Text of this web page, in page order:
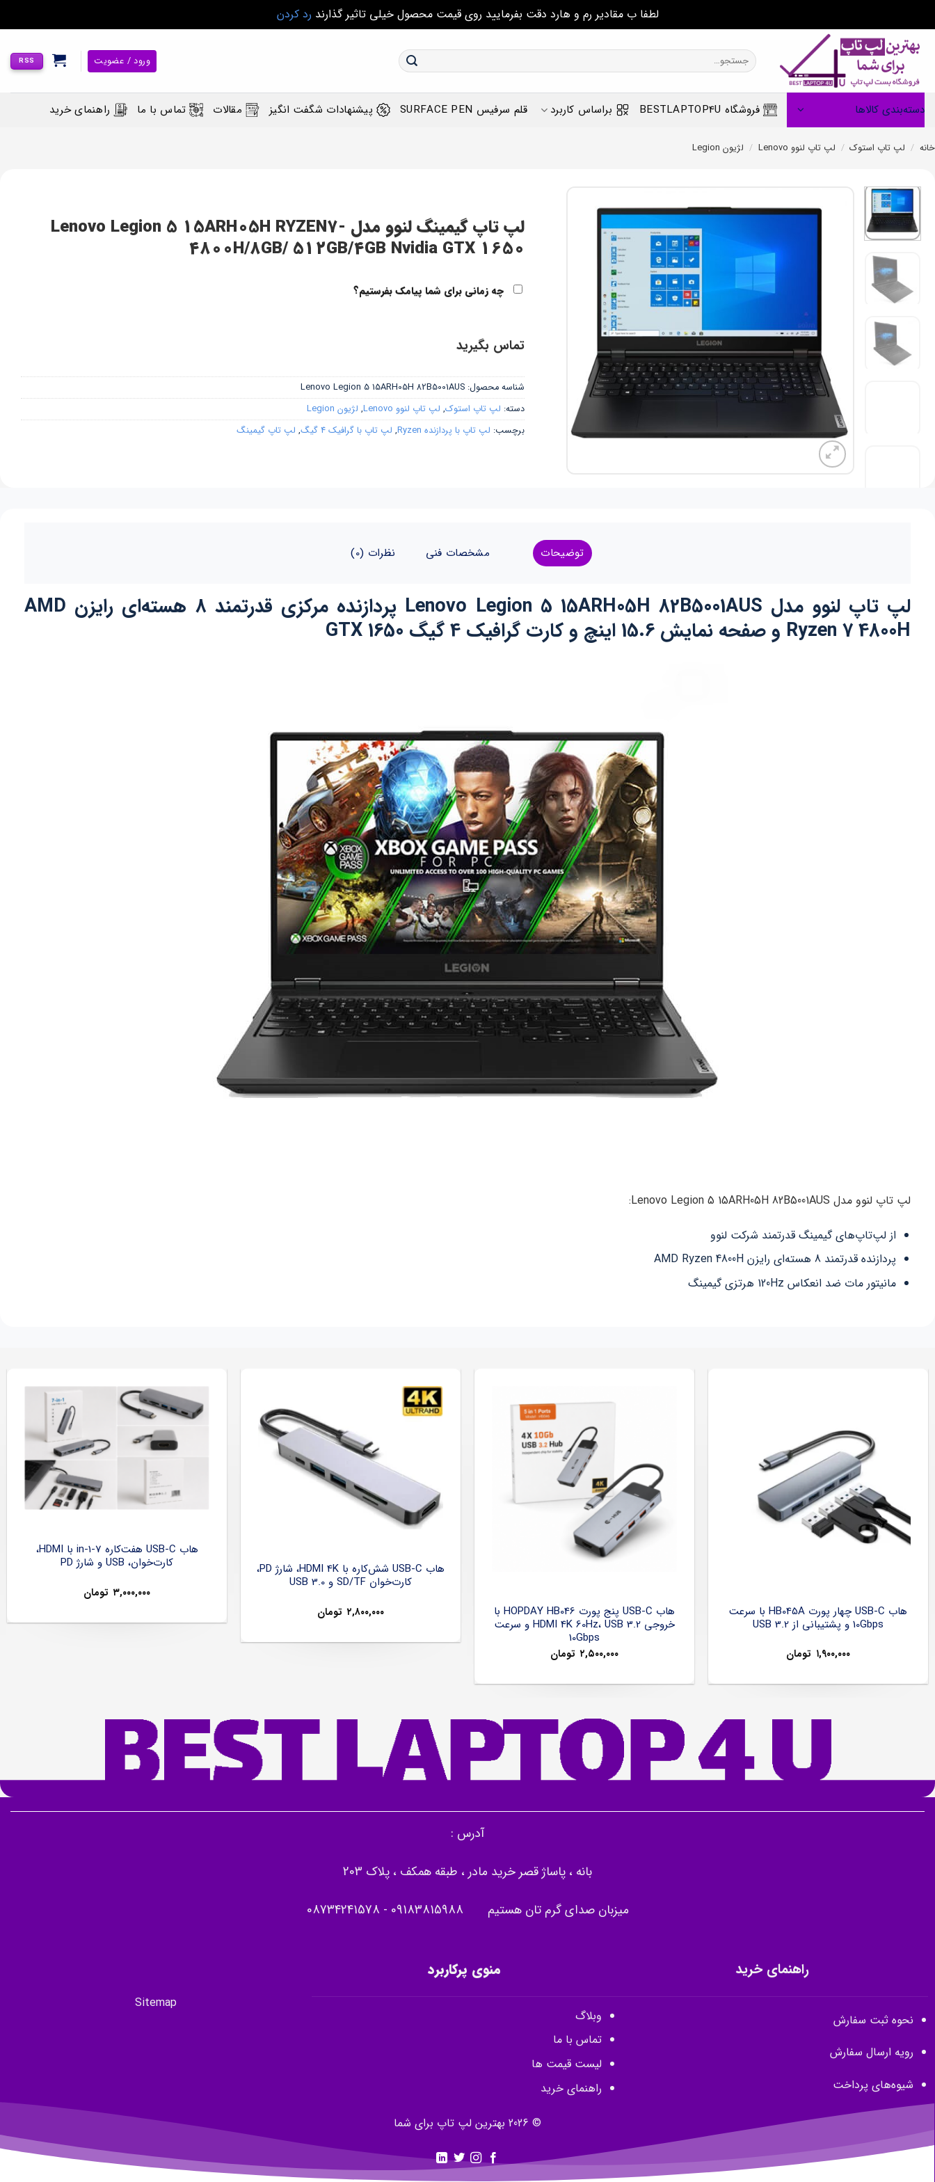
لطفا ب مقادیر رم و هارد دقت بفرمایید روی قیمت محصول خیلی تاثیر گذارند رد کردن
content
جستجو
برای:
ورود / عضویت RSS
دسته‌بندی کالاها فروشگاه BESTLAPTOP4U براساس کاربرد قلم سرفیس SURFACE PEN پیشنهادات شگفت انگیز مقالات تماس با ما راهنمای خرید
خانه / لپ تاپ استوک / لپ تاپ لنوو Lenovo / لژیون Legion
لپ تاپ گیمینگ لنوو مدل Lenovo Legion 5 15ARH05H RYZEN7-
4800H/8GB/ 512GB/4GB Nvidia GTX 1650
چه زمانی برای شما پیامک بفرستیم؟
تماس بگیرید
شناسه محصول: Lenovo Legion 5 15ARH05H 82B5001AUS
دسته: لپ تاپ استوک, لپ تاپ لنوو Lenovo , لژیون Legion
برچسب: لپ تاپ با پردازنده Ryzen , لپ تاپ با گرافیک 4 گیگ , لپ تاپ گیمینگ
توضیحات مشخصات فنی نظرات (0)
لپ تاپ لنوو مدل Lenovo Legion 5 15ARH05H 82B5001AUS پردازنده مرکزی قدرتمند 8 هسته‌ای رایزن AMD
Ryzen 7 4800H و صفحه نمایش 15.6 اینچ و کارت گرافیک 4 گیگ GTX 1650
لپ تاپ لنوو مدل Lenovo Legion 5 15ARH05H 82B5001AUS:
از لپ‌تاپ‌های گیمینگ قدرتمند شرکت لنوو
پردازنده قدرتمند 8 هسته‌ای رایزن AMD Ryzen 4800H
مانیتور مات ضد انعکاس 120Hz هرتزی گیمینگ
هاب USB-C چهار پورت HB045A با سرعت
10Gbps و پشتیبانی از USB 3.2
۱,۹۰۰,۰۰۰ تومان
هاب USB-C پنج پورت HOPDAY HB046 با
خروجی HDMI 4K 60Hz، USB 3.2 و سرعت
10Gbps
۲,۵۰۰,۰۰۰ تومان
هاب USB-C شش‌کاره با HDMI 4K، شارژ PD،
کارت‌خوان SD/TF و USB 3.0
۲,۸۰۰,۰۰۰ تومان
هاب USB-C هفت‌کاره 7-in-1 با HDMI،
کارت‌خوان، USB و شارژ PD
۳,۰۰۰,۰۰۰ تومان
آدرس :
بانه ، پاساژ قصر خرید مادر ، طبقه همکف ، پلاک 203
میزبان صدای گرم تان هستیم 09183815988
-
08734241578
راهنمای خرید
نحوه ثبت سفارش
رویه ارسال سفارش
شیوه‌های پرداخت
منوی پرکاربرد
وبلاگ
تماس با ما
لیست قیمت ها
راهنمای خرید
Sitemap
© 2026 بهترین لپ تاپ برای شما